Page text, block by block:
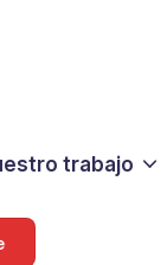
trabajo